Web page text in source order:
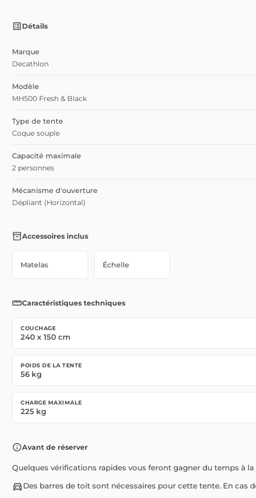
Détails
Marque
Decathlon
Modèle
MH500 Fresh & Black
Type de tente
Coque souple
Capacité maximale
2 personnes
Mécanisme d'ouverture
Dépliant (Horizontal)
Accessoires inclus
Matelas Échelle
Caractéristiques techniques
COUCHAGE
240 x 150 cm
POIDS DE LA TENTE
56 kg
CHARGE MAXIMALE
225 kg
Avant de réserver
Quelques vérifications rapides vous feront gagner du temps à la
Des barres de toit sont nécessaires pour cette tente. En